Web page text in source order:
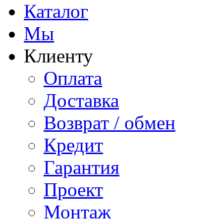
Каталог
Мы
Клиенту
Оплата
Доставка
Возврат / обмен
Кредит
Гарантия
Проект
Монтаж